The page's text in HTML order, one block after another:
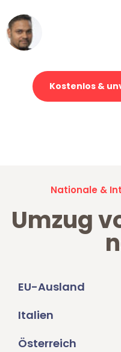
Kostenlos &
Nationale &
Umzug
EU-Ausland
Italien
Österreich